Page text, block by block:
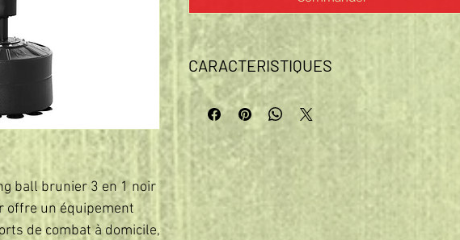
ball brunier 3 en 1 noir
offre un équipement
de combat à domicile,
CARACTERISTIQUES
- Sac de frappe punching ball 3 en 1 sur pied,
équipement de sport idéal pour développer votre
palette de coups, votre endurance et ainsi devenir
champion !
- Doté de 2 punching ball, d'un brunier rotatif à 360°
et d'un sac de frappe
- Equipement robuste et résistant
- Réglable en hauteur de 160 à 230 cm afin de
répondre à différents besoins d'excercice, idéal pour